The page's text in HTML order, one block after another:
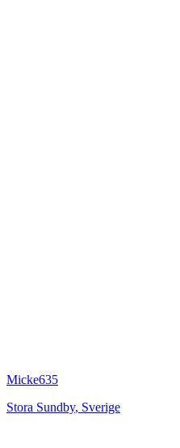
Micke635
Stora Sundby, Sverige